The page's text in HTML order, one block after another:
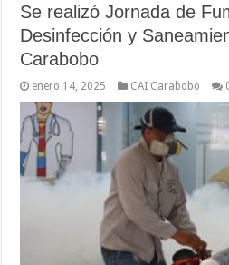
Se realizó Jornada de
Desinfección y
Carabobo
enero 14, 2025 CAI Carabobo